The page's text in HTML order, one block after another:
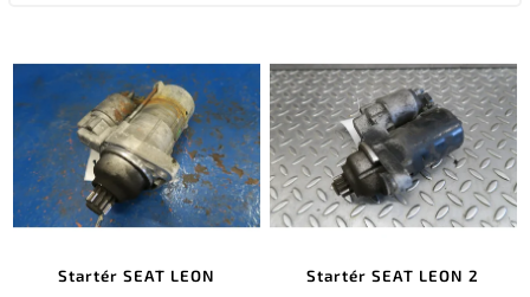
Startér SEAT LEON Startér SEAT LEON 2